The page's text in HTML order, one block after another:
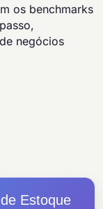
os benchmarks
negócios
Estoque